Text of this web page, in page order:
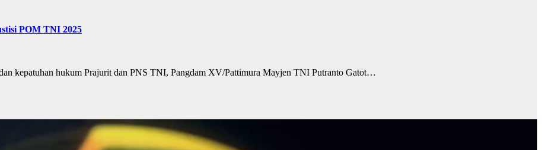
POM TNI 2025
kepatuhan hukum Prajurit dan PNS TNI, Pangdam XV/Pattimura Mayjen TNI Putranto Gatot…